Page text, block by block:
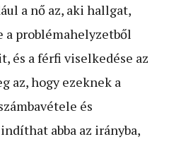
a nő az, aki hallgat,
a problémahelyzetből
és a férfi viselkedése az
az, hogy ezeknek a
és
abba az irányba,